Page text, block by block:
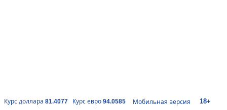
Курс доллара 81.4077 Курс евро 94.0585 Мобильная версия 18+